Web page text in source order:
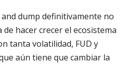
dump definitivamente no
hacer crecer el ecosistema
tanta volatilidad, FUD y
aún tiene que cambiar la